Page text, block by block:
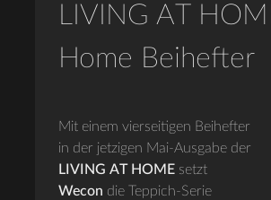
LIVING AT
Home Beihefter
Mit einem vierseitigen Beihefter
in der jetzigen Mai-Ausgabe der
LIVING AT HOMEsetzt
Wecon die Teppich-Serie